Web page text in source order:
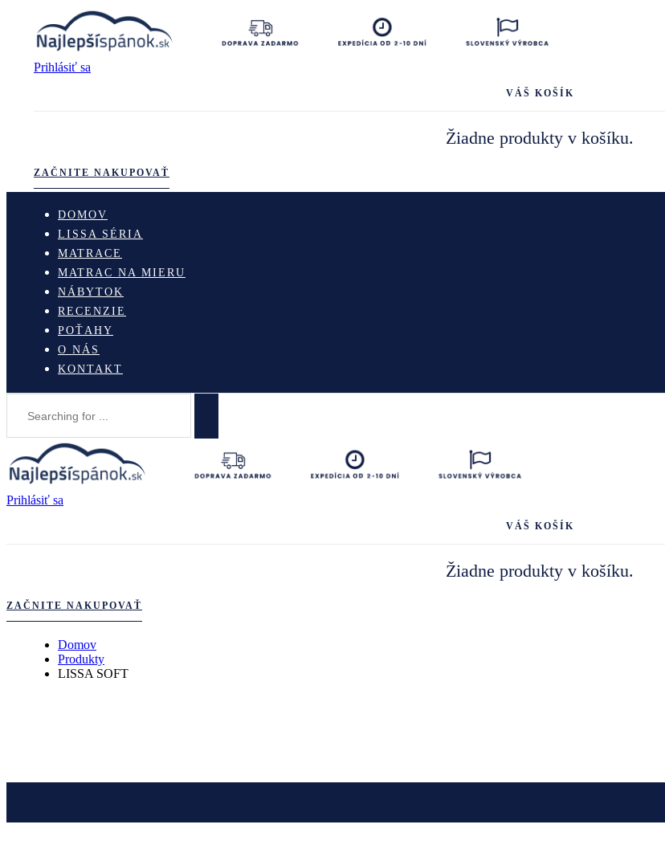
Prihlásiť sa
VÁŠ KOŠÍK
Žiadne produkty v košíku.
ZAČNITE NAKUPOVAŤ
DOMOV
LISSA SÉRIA
MATRACE
MATRAC NA MIERU
NÁBYTOK
RECENZIE
POŤAHY
O NÁS
KONTAKT
Prihlásiť sa
VÁŠ KOŠÍK
Žiadne produkty v košíku.
ZAČNITE NAKUPOVAŤ
Domov
Produkty
LISSA SOFT